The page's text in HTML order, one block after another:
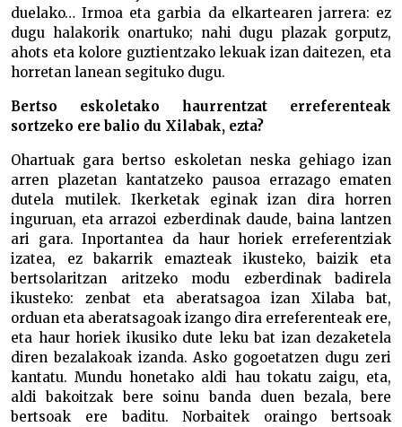
duelako… Irmoa eta garbia da elkartearen jarrera: ez
dugu halakorik onartuko; nahi dugu plazak gorputz,
ahots eta kolore guztientzako lekuak izan daitezen, eta
horretan lanean segituko dugu.
Bertso eskoletako haurrentzat erreferenteak
sortzeko ere balio du Xilabak, ezta?
Ohartuak gara bertso eskoletan neska gehiago izan
arren plazetan kantatzeko pausoa errazago ematen
dutela mutilek. Ikerketak eginak izan dira horren
inguruan, eta arrazoi ezberdinak daude, baina lantzen
ari gara. Inportantea da haur horiek erreferentziak
izatea, ez bakarrik emazteak ikusteko, baizik eta
bertsolaritzan aritzeko modu ezberdinak badirela
ikusteko: zenbat eta aberatsagoa izan Xilaba bat,
orduan eta aberatsagoak izango dira erreferenteak ere,
eta haur horiek ikusiko dute leku bat izan dezaketela
diren bezalakoak izanda. Asko gogoetatzen dugu zeri
kantatu. Mundu honetako aldi hau tokatu zaigu, eta,
aldi bakoitzak bere soinu banda duen bezala, bere
bertsoak ere baditu. Norbaitek oraingo bertsoak